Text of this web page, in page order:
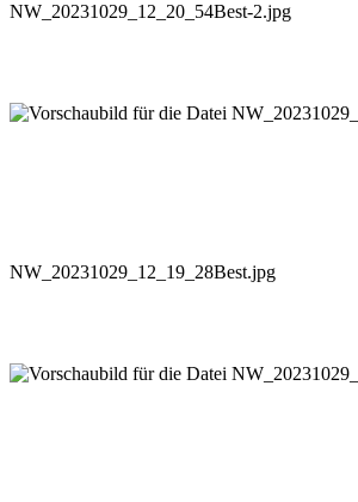
NW_20231029_12_20_54Best-2.jpg
NW_20231029_12_19_28Best.jpg